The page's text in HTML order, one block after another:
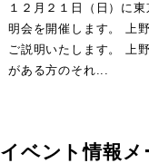
１２月２１日（日）に
明会を開催します。 上
ご説明いたします。 上
がある方のそれ...
イベント情報メ